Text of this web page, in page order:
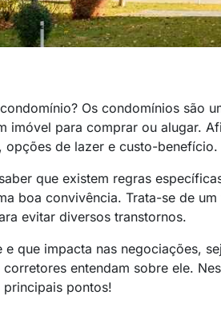
Os condomínios são
imóvel para comprar ou alugar.
opções de lazer e custo-benefício.
que existem regras
boa convivência. Trata-se de
evitar diversos transtornos.
e que impacta nas negociações,
entendam sobre ele.
pontos!